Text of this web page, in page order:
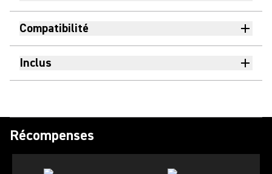
Compatibilité
Inclus
Récompenses